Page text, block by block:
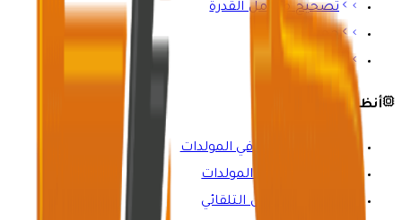
تصحيح معامل القدرة
حجرة الباسبار
أعمدة التغذية
أنظمة التحكم
لوحات التحكم في المولدات
لوحات مزامنة المولدات
مفاتيح التحويل التلقائي